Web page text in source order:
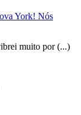
York! Nós
muito por (...)